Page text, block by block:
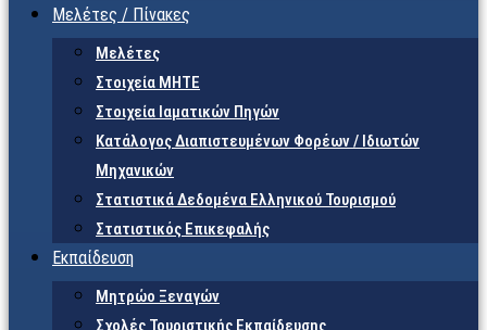
Μελέτες / Πίνακες
Μελέτες
Στοιχεία ΜΗΤΕ
Στοιχεία Ιαματικών Πηγών
Κατάλογος Διαπιστευμένων Φορέων / Ιδιωτών
Μηχανικών
Στατιστικά Δεδομένα Ελληνικού Τουρισμού
Στατιστικός Επικεφαλής
Εκπαίδευση
Μητρώο Ξεναγών
Σχολές Τουριστικής Εκπαίδευσης